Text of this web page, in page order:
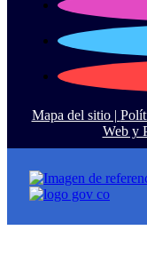
Mapa del sitio |
Web y